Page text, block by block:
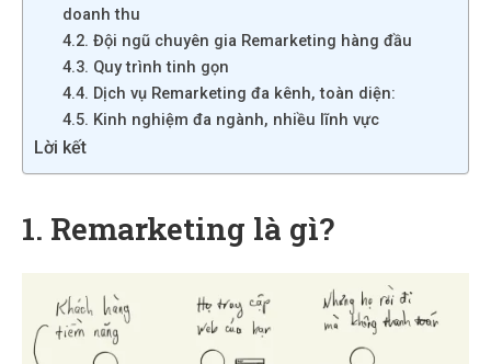
doanh thu
4.2. Đội ngũ chuyên gia Remarketing hàng đầu
4.3. Quy trình tinh gọn
4.4. Dịch vụ Remarketing đa kênh, toàn diện:
4.5. Kinh nghiệm đa ngành, nhiều lĩnh vực
Lời kết
1. Remarketing là gì?